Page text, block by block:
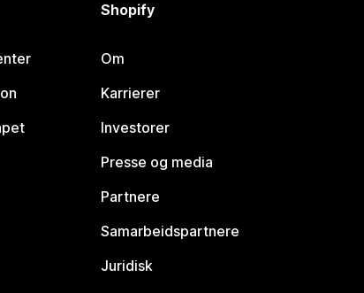
Shopify
Om
Karrierer
Investorer
Presse og media
Partnere
Samarbeidspartnere
Juridisk